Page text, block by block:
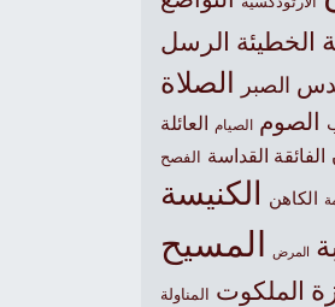
الخطيئة الرسل
الصبر الصلاة
الصوم الصيام العائلة
الفائقة القداسة الفصح
الكاهن الكنيسة
المرض المسيح
الملكوت المناولة